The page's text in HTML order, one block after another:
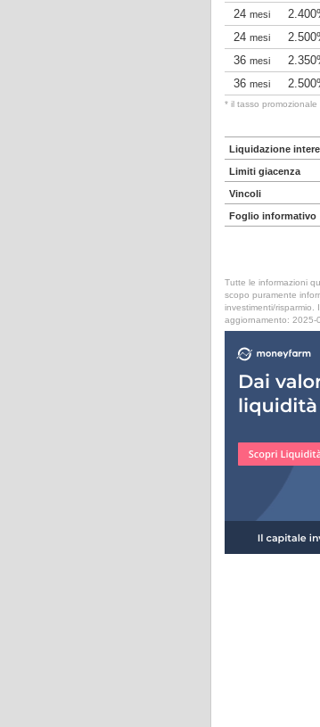
24 mesi
24 mesi
36 mesi
36 mesi
* il tasso
Liquidazione
Limiti giacenza
Vincoli
Foglio informativo
Tutte le informazioni
scopo puramente
investimenti/risparmio.
aggiornamento: 2025-